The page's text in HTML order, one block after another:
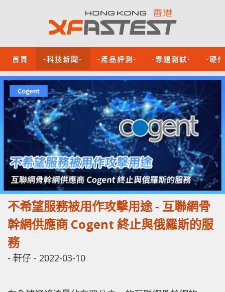
首頁 -科技新聞- -產品評測- -專題測試- -硬
不希望服務被用作攻擊用途 - 互聯網骨
幹網供應商 Cogent 終止與俄羅斯的服
務
- 軒仔 - 2022-03-10